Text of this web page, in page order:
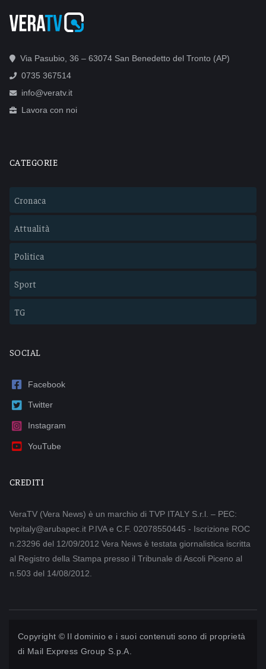
Via Pasubio, 36 – 63074 San Benedetto del Tronto (AP)
0735 367514
info@veratv.it
Lavora con noi
CATEGORIE
Cronaca
Attualità
Politica
Sport
TG
SOCIAL
Facebook
Twitter
Instagram
YouTube
CREDITI
VeraTV (Vera News) è un marchio di TVP ITALY S.r.l. – PEC:
tvpitaly@arubapec.it P.IVA e C.F. 02078550445 - Iscrizione ROC
n.23296 del 12/09/2012 Vera News è testata giornalistica iscritta
al Registro della Stampa presso il Tribunale di Ascoli Piceno al
n.503 del 14/08/2012.
Copyright © Il dominio e i suoi contenuti sono di proprietà
di Mail Express Group S.p.A.